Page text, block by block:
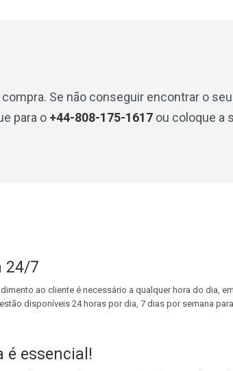
Se não conseguir encontrar o
para o +44-808-175-1617 ou coloque a
24/7
ao cliente é necessário a qualquer hora do dia,
disponíveis 24 horas por dia, 7 dias por semana
é essencial!